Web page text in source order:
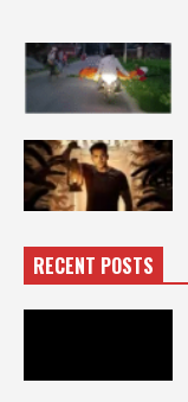
RECENT POSTS